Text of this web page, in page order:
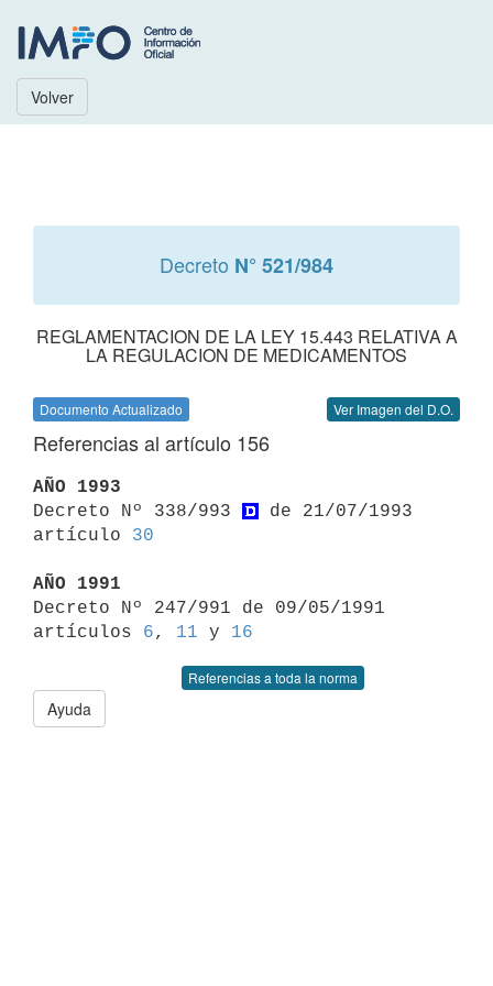
Volver
Decreto N° 521/984
REGLAMENTACION DE LA LEY 15.443 RELATIVA A
LA REGULACION DE MEDICAMENTOS
Documento Actualizado Ver Imagen del D.O.
Referencias al artículo 156
AÑO 1993
Decreto Nº 338/993
de 21/07/1993
artículo 30
AÑO 1991
Decreto Nº 247/991 de 09/05/1991
artículos 6, 11 y 16
Referencias a toda la norma
Ayuda